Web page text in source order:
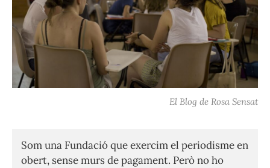
El Blog de Rosa Sensat
Som una Fundació que exercim el periodisme en
obert, sense murs de pagament. Però no ho